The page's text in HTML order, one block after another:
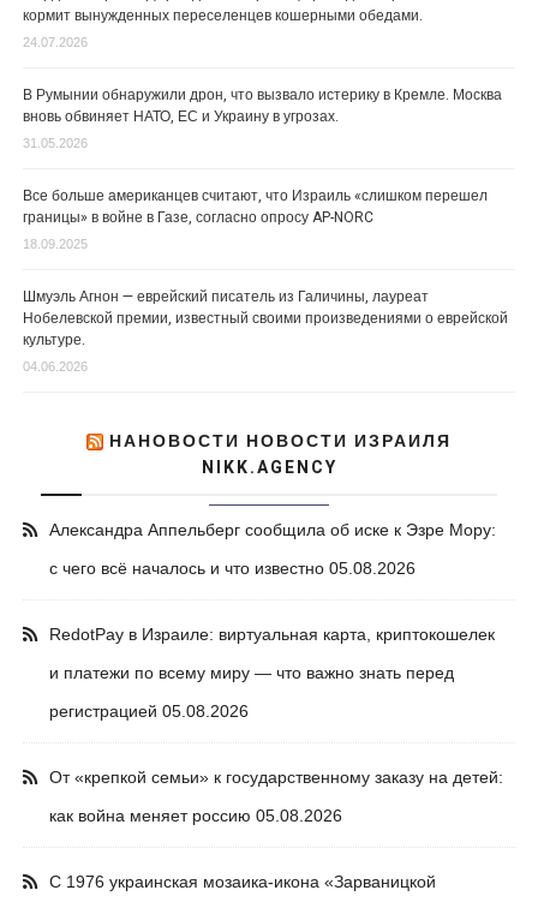
кормит вынужденных переселенцев кошерными обедами.
24.07.2026
В Румынии обнаружили дрон, что вызвало истерику в Кремле. Москва
вновь обвиняет НАТО, ЕС и Украину в угрозах.
31.05.2026
Все больше американцев считают, что Израиль «слишком перешел
границы» в войне в Газе, согласно опросу AP-NORC
18.09.2025
Шмуэль Агнон — еврейский писатель из Галичины, лауреат
Нобелевской премии, известный своими произведениями о еврейской
культуре.
04.06.2026
НАНОВОСТИ НОВОСТИ ИЗРАИЛЯ
NIKK.AGENCY
Александра Аппельберг сообщила об иске к Эзре Мору:
с чего всё началось и что известно 05.08.2026
RedotPay в Израиле: виртуальная карта, криптокошелек
и платежи по всему миру — что важно знать перед
регистрацией 05.08.2026
От «крепкой семьи» к государственному заказу на детей:
как война меняет россию 05.08.2026
С 1976 украинская мозаика-икона «Зарваницкой